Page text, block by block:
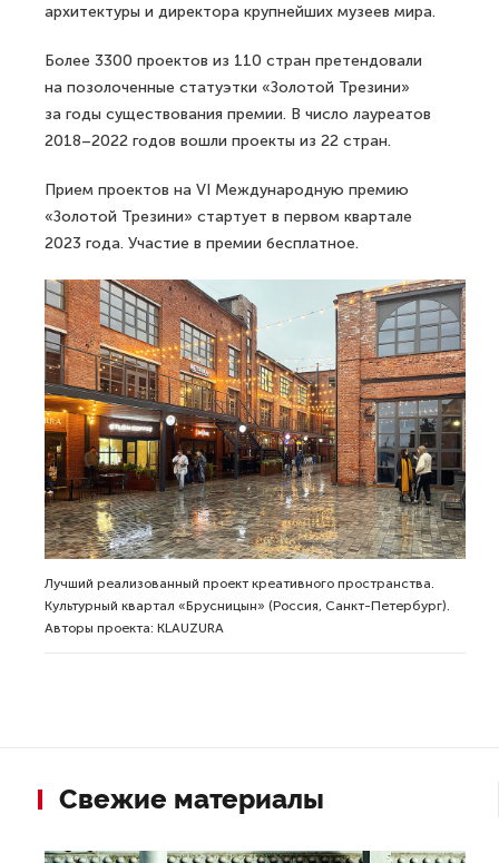
архитектуры и директора крупнейших музеев мира.
Более 3300 проектов из 110 стран претендовали
на позолоченные статуэтки «Золотой Трезини»
за годы существования премии. В число лауреатов
2018–2022 годов вошли проекты из 22 стран.
Прием проектов на VI Международную премию
«Золотой Трезини» стартует в первом квартале
2023 года. Участие в премии бесплатное.
Лучший реализованный проект креативного пространства.
Культурный квартал «Брусницын» (Россия, Санкт-Петербург).
Авторы проекта: KLAUZURA
Свежие материалы